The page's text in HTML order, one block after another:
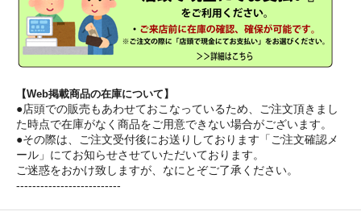
【Web掲載商品の在庫について】
●店頭での販売もあわせておこなっているため、ご注文頂きまし
た時点で在庫がなく商品をご用意できない場合がございます。
●その際は、ご注文受付後にお送りしております「ご注文確認メ
ール」にてお知らせさせていただいております。
ご迷惑をおかけ致しますが、なにとぞご了承ください。
--------------------------